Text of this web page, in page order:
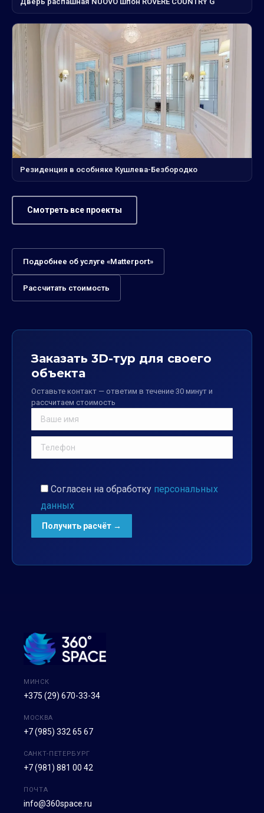
Резиденция в особняке Кушлева-Безбородко
Смотреть все проекты
Подробнее об услуге «Matterport»
Рассчитать стоимость
Заказать 3D-тур для своего
объекта
Оставьте контакт — ответим в течение 30 минут и
рассчитаем стоимость
Согласен на обработку персональных
данных
МИНСК
+375 (29) 670-33-34
МОСКВА
+7 (985) 332 65 67
САНКТ-ПЕТЕРБУРГ
+7 (981) 881 00 42
ПОЧТА
info@360space.ru